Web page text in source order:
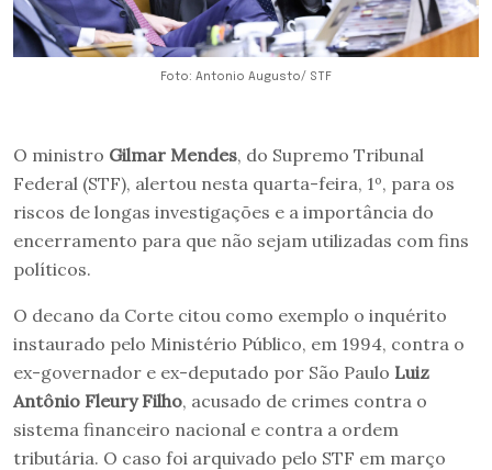
Foto: Antonio Augusto/ STF
O ministro Gilmar Mendes, do Supremo Tribunal
Federal (STF), alertou nesta quarta-feira, 1º, para os
riscos de longas investigações e a importância do
encerramento para que não sejam utilizadas com fins
políticos.
O decano da Corte citou como exemplo o inquérito
instaurado pelo Ministério Público, em 1994, contra o
ex-governador e ex-deputado por São Paulo Luiz
Antônio Fleury Filho, acusado de crimes contra o
sistema financeiro nacional e contra a ordem
tributária. O caso foi arquivado pelo STF em março